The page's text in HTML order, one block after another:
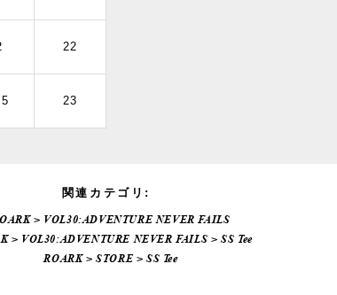
22
23
関連カテゴリ:
> VOL30:ADVENTURE NEVER FAILS
> VOL30:ADVENTURE NEVER FAILS >SS Tee
ROARK>STORE >SS Tee